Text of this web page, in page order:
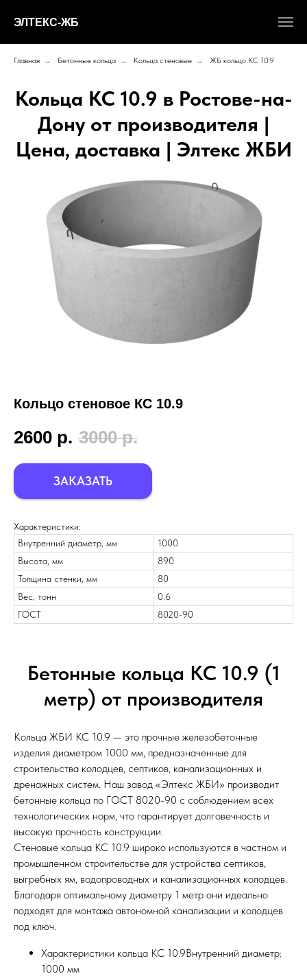
ЭЛТЕКС-ЖБ
Главная → Бетонные кольца → Кольца стеновые → ЖБ кольцо КС 10.9
Кольца КС 10.9 в Ростове-на-
Дону от производителя |
Цена, доставка | Элтекс ЖБИ
Кольцо стеновое КС 10.9
2600 р. 3000 р.
ЗАКАЗАТЬ
Характеристики:
Внутренний диаметр, мм
1000
Высота, мм
890
Толщина стенки, мм
80
Вес, тонн
0.6
ГОСТ
8020-90
Бетонные кольца КС 10.9 (1
метр) от производителя
Кольца ЖБИ КС 10.9 — это прочные железобетонные
изделия диаметром 1000 мм, предназначенные для
строительства колодцев, септиков, канализационных и
дренажных систем. Наш завод «Элтекс ЖБИ» производит
бетонные кольца по ГОСТ 8020-90 с соблюдением всех
технологических норм, что гарантирует долговечность и
высокую прочность конструкции.
Стеновые кольца КС 10.9 широко используются в частном и
промышленном строительстве для устройства септиков,
выгребных ям, водопроводных и канализационных колодцев.
Благодаря оптимальному диаметру 1 метр они идеально
подходят для монтажа автономной канализации и колодцев
под ключ.
Характеристики кольца КС 10.9Внутренний диаметр:
1000 мм